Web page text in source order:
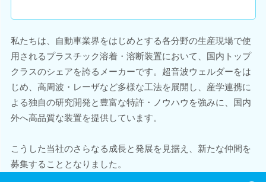
私たちは、自動車業界をはじめとする各分野の生産現場で使
用されるプラスチック溶着・溶断装置において、国内トップ
クラスのシェアを誇るメーカーです。超音波ウェルダーをは
じめ、高周波・レーザなど多様な工法を展開し、産学連携に
よる独自の研究開発と豊富な特許・ノウハウを強みに、国内
外へ高品質な装置を提供しています。
こうした当社のさらなる成長と発展を見据え、新たな仲間を
募集することとなりました。